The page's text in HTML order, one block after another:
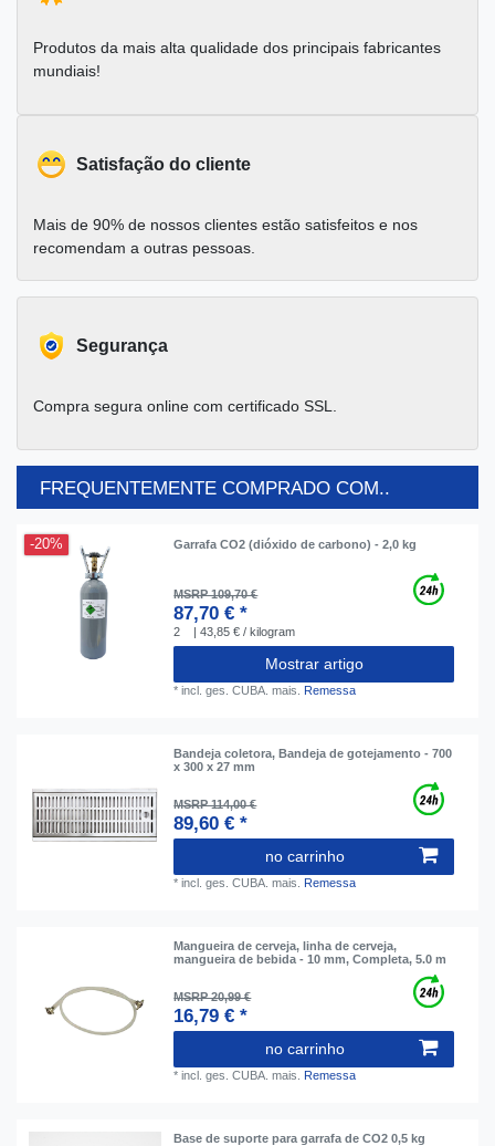
Produtos da mais alta qualidade dos principais fabricantes
mundiais!
Satisfação do cliente
Mais de 90% de nossos clientes estão satisfeitos e nos
recomendam a outras pessoas.
Segurança
Compra segura online com certificado SSL.
FREQUENTEMENTE COMPRADO COM..
-20% Garrafa CO2 (dióxido de carbono) - 2,0 kg
MSRP 109,70 €
87,70 € *
2 | 43,85 € / kilogram
Mostrar artigo
*incl. ges. CUBA. mais. Remessa
Bandeja coletora, Bandeja de gotejamento - 700
x 300 x 27 mm
MSRP 114,00 €
89,60 € *
no carrinho
*incl. ges. CUBA. mais. Remessa
Mangueira de cerveja, linha de cerveja,
mangueira de bebida - 10 mm, Completa, 5.0 m
MSRP 20,99 €
16,79 € *
no carrinho
*incl. ges. CUBA. mais. Remessa
Base de suporte para garrafa de CO2 0,5 kg